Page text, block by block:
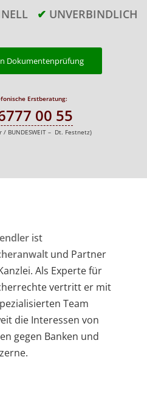
✔ UNVERBINDLICH
Dokumentenprüfung
Erstberatung:
00 55
/ BUNDESWEIT – Dt. Festnetz)
ist
und Partner
Als Experte für
vertritt er mit
Team
die Interessen von
gegen Banken und